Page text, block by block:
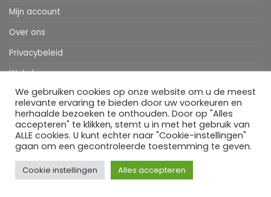
Mijn account
Over ons
Privacybeleid
Webshop
Winkelwagen
Stripe MasterCard
IDeal BancontactKlarna
Apple
Pay
HOME WEBSHOP MIJN ACCOUNT BESTELINFORMATIE
CONTACT
Copyright 2026 ©Flatsome Theme
We gebruiken cookies op onze website om u de meest
relevante ervaring te bieden door uw voorkeuren en
herhaalde bezoeken te onthouden. Door op "Alles
accepteren" te klikken, stemt u in met het gebruik van
ALLE cookies. U kunt echter naar "Cookie-instellingen"
gaan om een gecontroleerde toestemming te geven.
Cookie instellingen Alles accepteren